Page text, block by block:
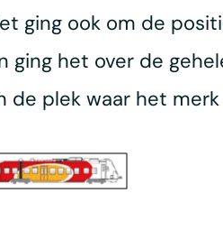
ging ook om de
ging het over de
plek waar het